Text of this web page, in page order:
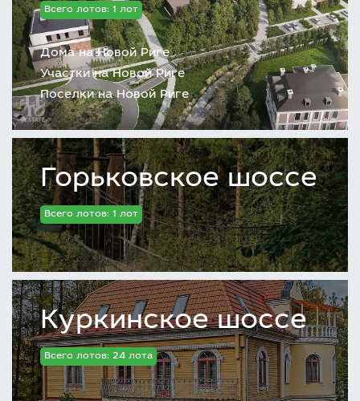
Всего лотов: 1 лот
Дома на Новой Риге
Участки на Новой Риге
Поселки на Новой Риге
Горьковское шоссе
Всего лотов: 1 лот
Куркинское шоссе
Всего лотов: 24 лота